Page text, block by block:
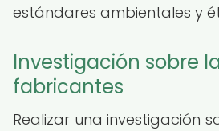
estándares ambientales y
Investigación sobre
fabricantes
Realizar una investigación